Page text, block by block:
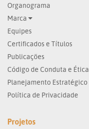
Organograma
Marca
Equipes
Certificados e Títulos
Publicações
Código de Conduta e Ética
Planejamento Estratégico
Política de Privacidade
Projetos